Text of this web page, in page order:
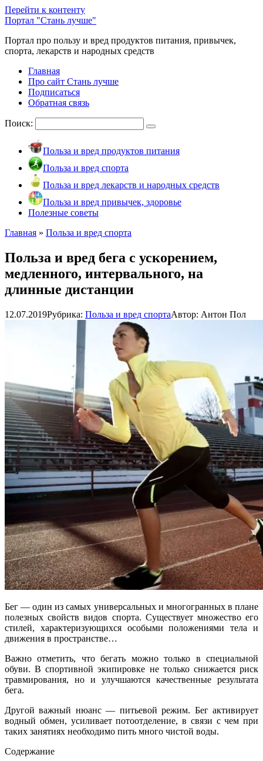
Перейти к контенту
Портал "Стань лучше"
Портал про пользу и вред продуктов питания, привычек,
спорта, лекарств и народных средств
Главная
Про сайт Стань лучше
Подписаться
Обратная связь
Поиск:
Польза и вред продуктов питания
Польза и вред спорта
Польза и вред лекарств и народных средств
Польза и вред привычек, здоровье
Полезные советы
Главная » Польза и вред спорта
Польза и вред бега с ускорением,
медленного, интервального, на
длинные дистанции
12.07.2019Рубрика: Польза и вред спортаАвтор: Антон Пол
Бег — один из самых универсальных и многогранных в плане
полезных свойств видов спорта. Существует множество его
стилей, характеризующихся особыми положениями тела и
движения в пространстве…
Важно отметить, что бегать можно только в специальной
обуви. В спортивной экипировке не только снижается риск
травмирования, но и улучшаются качественные результата
бега.
Другой важный нюанс — питьевой режим. Бег активирует
водный обмен, усиливает потоотделение, в связи с чем при
таких занятиях необходимо пить много чистой воды.
Содержание